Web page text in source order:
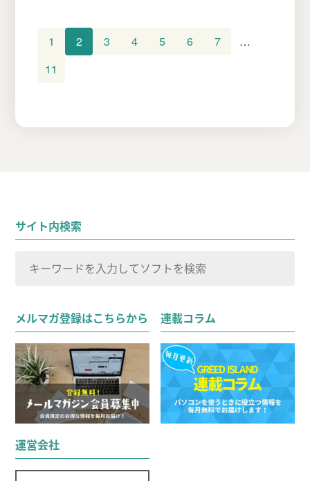
1 2 3 4 5 6 7
…
11
サイト内検索
象:
メルマガ登録はこちらから
連載コラム
運営会社